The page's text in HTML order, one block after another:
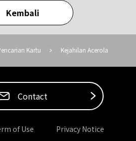
Kembali
Kartu Kejahilan Acerola
Contact
of Use Privacy Notice